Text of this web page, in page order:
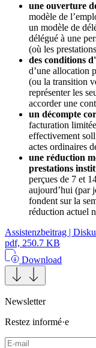
une ouverture
modèle de
un modèle de
délégué à une
(où les
des conditions
d’une allocation
(ou la transition
représenter les
accorder une
un décompte
facturation
effectivement
actes ordinaires
une réduction
prestations
perçues de 7 et
aujourd’hui (par
fondent sur la
réduction actuel
Assistenzbeitrag |
pdf, 250.7 KB
Download
Newsletter
Restez informé·e